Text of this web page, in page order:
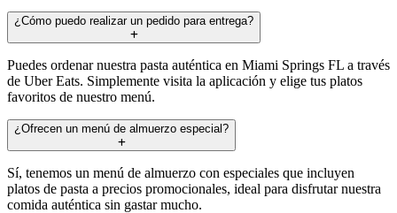
¿Cómo puedo realizar un pedido para entrega?
Puedes ordenar nuestra pasta auténtica en Miami Springs FL a través
de Uber Eats. Simplemente visita la aplicación y elige tus platos
favoritos de nuestro menú.
¿Ofrecen un menú de almuerzo especial?
Sí, tenemos un menú de almuerzo con especiales que incluyen
platos de pasta a precios promocionales, ideal para disfrutar nuestra
comida auténtica sin gastar mucho.